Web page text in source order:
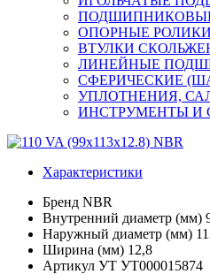
ОПОРНЫЕ РОЛИКИ
ВТУЛКИ
ЛИНЕЙНЫЕ
СФЕРИЧЕСКИЕ
УПЛОТНЕНИЯ,
ИНСТРУМЕНТЫ И
Характеристики
Бренд NBR
Внутренний диаметр (мм)
Наружный диаметр (мм)
Ширина (мм) 12,8
Артикул УТ УТ000015874